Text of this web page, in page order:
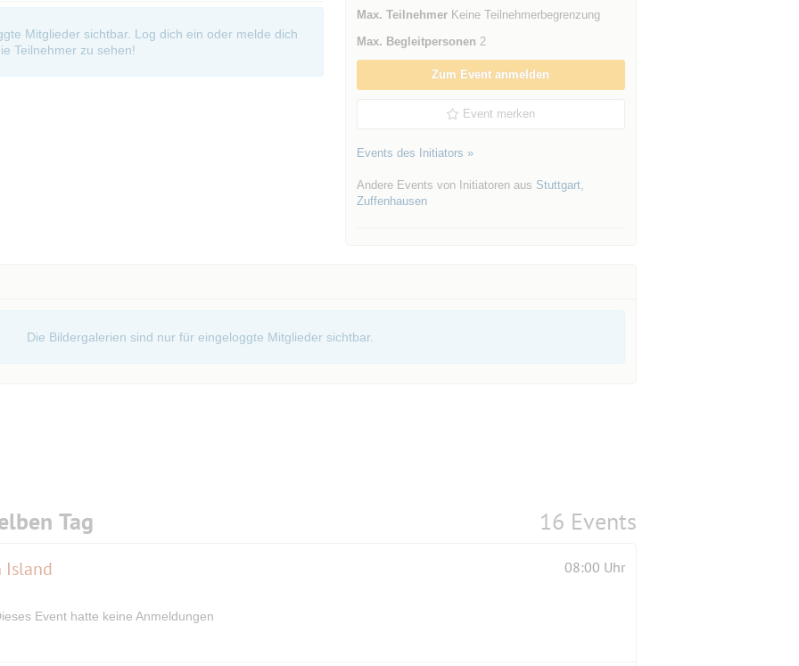
Mitglieder sichtbar. Log dich ein oder melde dich
Teilnehmer zu sehen!
Max. TeilnehmerKeine Teilnehmerbegrenzung
Max. Begleitpersonen 2
Zum Event anmelden
Event merken
Events des Initiators »
Andere Events von Initiatoren aus Stuttgart,
Zuffenhausen
Die Bildergalerien sind nur für eingeloggte Mitglieder sichtbar.
Tag 16 Events
Island 08:00 Uhr
Event hatte keine Anmeldungen